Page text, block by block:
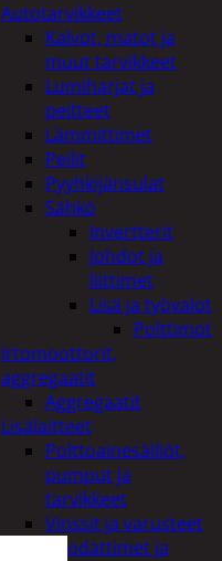
Autotarvikkeet
Kalvot, matot ja
muut tarvikkeet
Lumiharjat ja
peitteet
Lämmittimet
Peilit
Pyyhkijänsulat
Sähkö
Invertterit
Johdot ja
liittimet
Lisä ja työvalot
Polttimot
Irtomoottorit,
aggregaatit
Aggregaatit
Lisälaitteet
Polttoainesäiliöt,
pumput ja
tarvikkeet
Vinssit ja varusteet
Öljyt, suodattimet ja